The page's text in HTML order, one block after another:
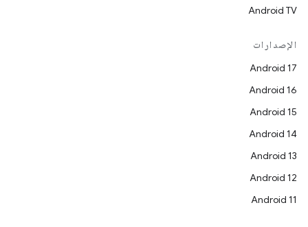
Android TV
الإصدارات
Android 17
Android 16
Android 15
Android 14
Android 13
Android 12
Android 11